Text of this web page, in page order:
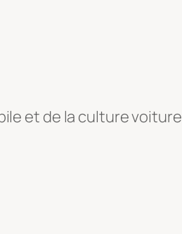
et de la culture voiture